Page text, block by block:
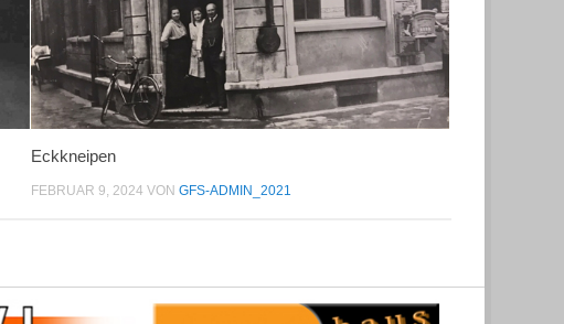
Eckkneipen
FEBRUAR 9, 2024 VONGFS-ADMIN_2021